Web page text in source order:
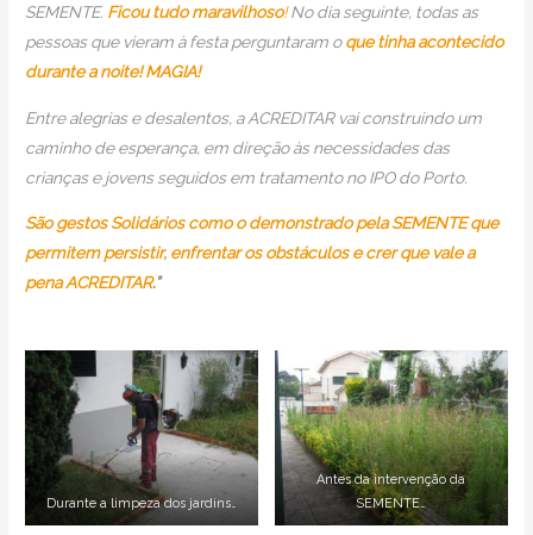
SEMENTE. Ficou tudo maravilhoso!No dia seguinte, todas as
pessoas que vieram à festa perguntaram o que tinhaacontecido
durante a noite! MAGIA!
Entre alegrias e desalentos, a ACREDITAR vai construindo um
caminho de esperança, em direção às necessidades das
crianças e jovens seguidos em tratamento no IPO do Porto.
São gestos Solidários como o demonstrado pela SEMENTE que
permitem persistir, enfrentar os obstáculos e crer que vale a
pena ACREDITAR.”
Durante a limpeza dos jardins…
Antes da intervenção da
SEMENTE…